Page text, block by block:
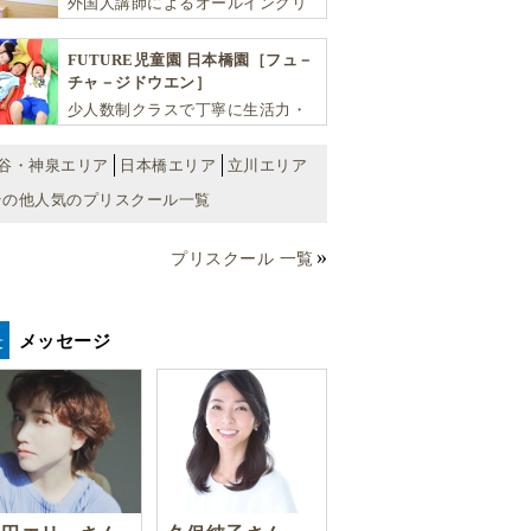
クールです。子ども達が英語を学
ぶだけではなく、英語で学ぶ環境
を提供します！
FUTURE児童園 日本橋園［フュ－
チャ－ジドウエン］
少人数制クラスで丁寧に生活力・
能性を広げます！
・神泉エリア 日本橋エリア
立川エリア
の他人気のプリスクール一覧
プリスクール 一覧
メッセージ